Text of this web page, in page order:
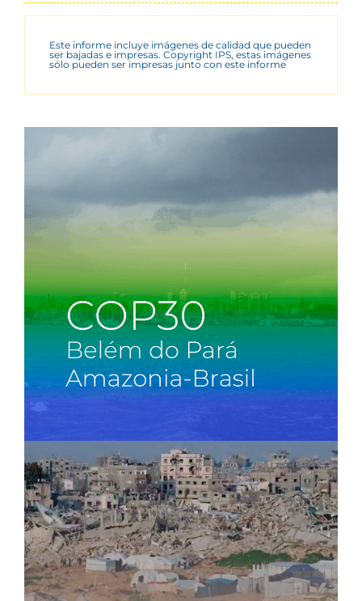
Este informe incluye imágenes de calidad que pueden
ser bajadas e impresas. Copyright IPS, estas imágenes
sólo pueden ser impresas junto con este informe